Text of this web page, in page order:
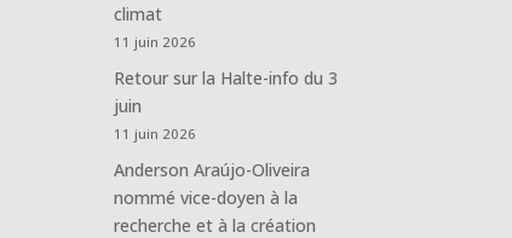
climat
11 juin 2026
Retour sur la Halte-info du 3
juin
11 juin 2026
Anderson Araújo-Oliveira
nommé vice-doyen à la
recherche et à la création